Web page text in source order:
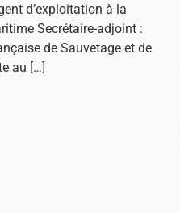
d’exploitation à la
Secrétaire-adjoint :
de Sauvetage et de
au […]